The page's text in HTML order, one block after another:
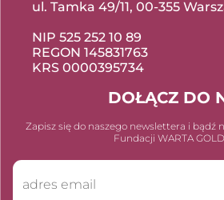
ul. Tamka 49/11, 00-355
NIP 525 252 10 89
REGON 145831763
KRS 0000395734
DOŁĄCZ DO
Zapisz się do naszego newslettera i bądź
Fundacji WARTA